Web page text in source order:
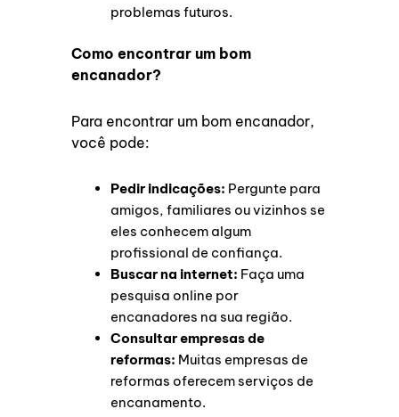
problemas futuros.
Como encontrar um bom
encanador?
Para encontrar um bom encanador,
você pode:
Pedir indicações: Pergunte para
amigos, familiares ou vizinhos se
eles conhecem algum
profissional de confiança.
Buscar na internet: Faça uma
pesquisa online por
encanadores na sua região.
Consultar empresas de
reformas: Muitas empresas de
reformas oferecem serviços de
encanamento.